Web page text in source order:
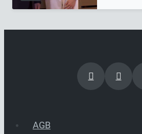
AGB